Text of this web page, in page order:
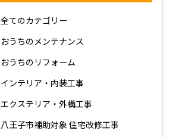
全てのカテゴリー
おうちのメンテナンス
おうちのリフォーム
インテリア・内装工事
エクステリア・外構工事
八王子市補助対象 住宅改修工事